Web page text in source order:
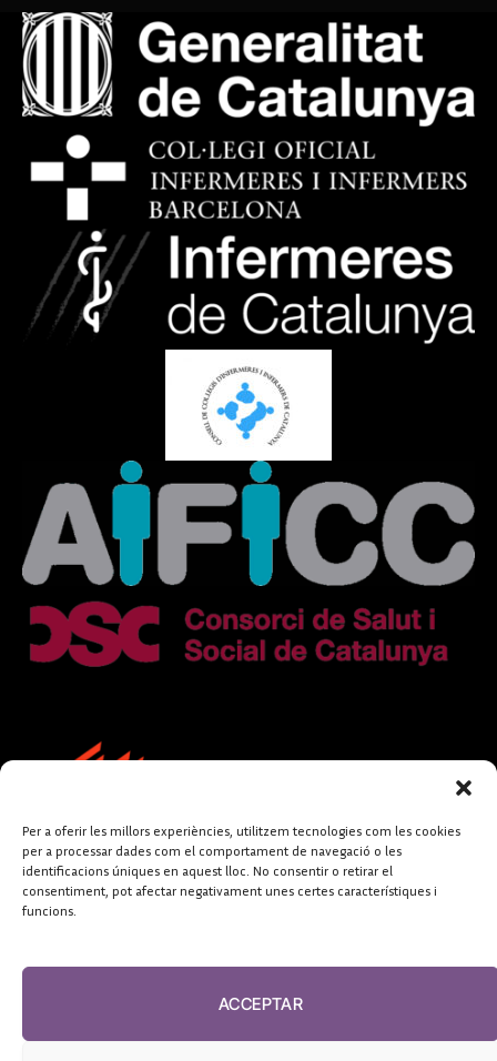
Per a oferir les millors experiències, utilitzem tecnologies com les cookies
per a processar dades com el comportament de navegació o les
identificacions úniques en aquest lloc. No consentir o retirar el
consentiment, pot afectar negativament unes certes característiques i
funcions.
ACCEPTAR
FUNDACIÓ